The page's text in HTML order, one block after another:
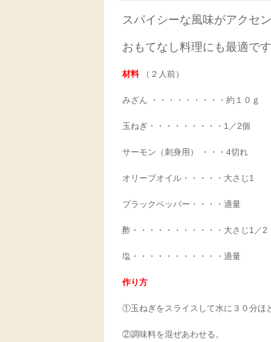
スパイシーな風味がアクセ
おもてなし料理にも最適で
材料（２人前）
みざん ・・・・・・・・・約１０ｇ
玉ねぎ・・・・・・・・・ 1／2個
サーモン（刺身用） ・・・4切れ
オリーブオイル・・・・・大さじ1
ブラックペッパー・・・・適量
酢・・・・・・・・・・・ 大さじ1／2
塩・・・・・・・・・・・適量
作り方
①玉ねぎをスライスして水に３０分ほ
②調味料を混ぜあわせる。